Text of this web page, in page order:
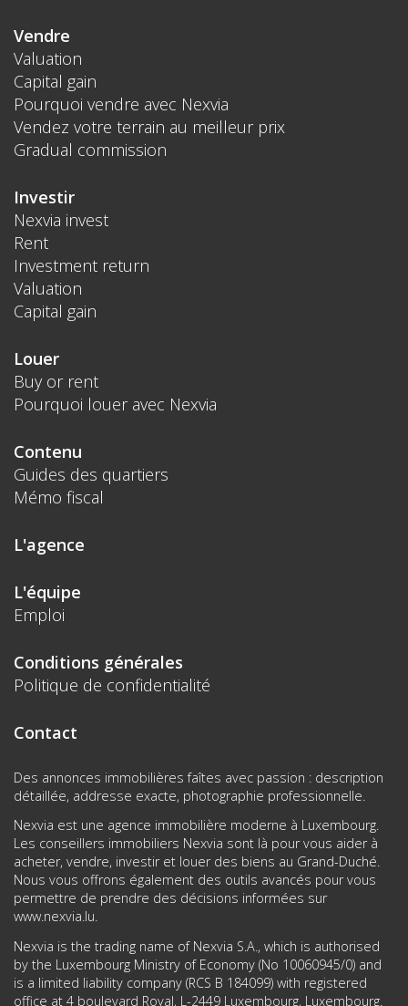
Vendre
Valuation
Capital gain
Pourquoi vendre avec Nexvia
Vendez votre terrain au meilleur prix
Gradual commission
Investir
Nexvia invest
Rent
Investment return
Valuation
Capital gain
Louer
Buy or rent
Pourquoi louer avec Nexvia
Contenu
Guides des quartiers
Mémo fiscal
L'agence
L'équipe
Emploi
Conditions générales
Politique de confidentialité
Contact
Des annonces immobilières faîtes avec passion : description
détaillée, addresse exacte, photographie professionnelle.
Nexvia est une agence immobilière moderne à Luxembourg.
Les conseillers immobiliers Nexvia sont là pour vous aider à
acheter, vendre, investir et louer des biens au Grand-Duché.
Nous vous offrons également des outils avancés pour vous
permettre de prendre des décisions informées sur
www.nexvia.lu.
Nexvia is the trading name of Nexvia S.A., which is authorised
by the Luxembourg Ministry of Economy (No 10060945/0) and
is a limited liability company (RCS B 184099) with registered
office at 4 boulevard Royal, L-2449 Luxembourg, Luxembourg.